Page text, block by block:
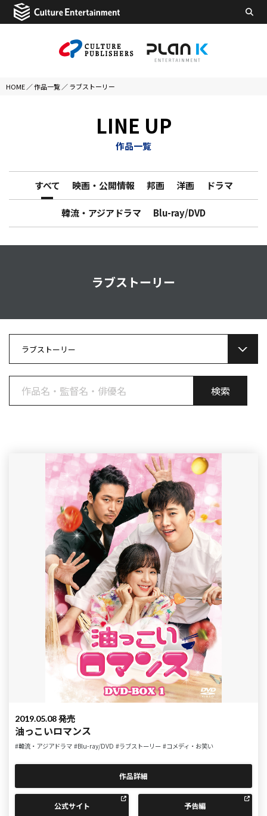
HOME ／作品一覧 ／ラブストーリー
LINE UP
作品一覧
すべて 映画・公開情報 邦画 洋画 ドラマ
韓流・アジアドラマ Blu-ray/DVD
ラブストーリー
ラブストーリー
2019.05.08 発売
油っこいロマンス
#韓流・アジアドラマ #Blu-ray/DVD #ラブストーリー #コメディ・お笑い
作品詳細
公式サイト 予告編